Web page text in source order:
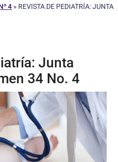
4 » REVISTA DE PEDIATRÍA: JUNTA
Junta
34 No. 4